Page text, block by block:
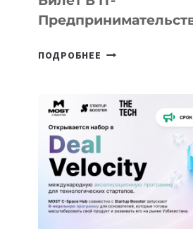
ПОДРОБНЕЕ ОТ
АЛМАТЫ:
AI
YOUTH
CAMP
ДАЛ
30
ПОДРОСТКАМ